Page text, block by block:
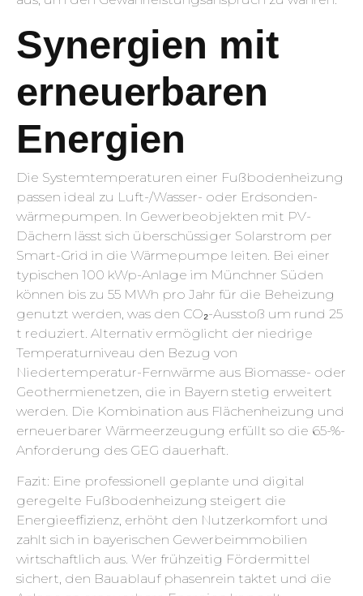
Synergien mit
erneuerbaren
Energien
Die Systemtemperaturen einer Fußbodenheizung
passen ideal zu Luft-/Wasser- oder Erdsonden­
wärme­pumpen. In Gewerbeobjekten mit PV-
Dächern lässt sich überschüssiger Solarstrom per
Smart-Grid in die Wärmepumpe leiten. Bei einer
typischen 100 kWp-Anlage im Münchner Süden
können bis zu 55 MWh pro Jahr für die Beheizung
genutzt werden, was den CO₂-Ausstoß um rund 25
t reduziert. Alternativ ermöglicht der niedrige
Temperaturniveau den Bezug von
Niedertemperatur-Fernwärme aus Biomasse- oder
Geothermie­netzen, die in Bayern stetig erweitert
werden. Die Kombination aus Flächenheizung und
erneuerbarer Wärmeerzeugung erfüllt so die 65-%-
Anforderung des GEG dauerhaft.
Fazit: Eine professionell geplante und digital
geregelte Fußbodenheizung steigert die
Energieeffizienz, erhöht den Nutzerkomfort und
zahlt sich in bayerischen Gewerbeimmobilien
wirtschaftlich aus. Wer frühzeitig Fördermittel
sichert, den Bauablauf phasenrein taktet und die